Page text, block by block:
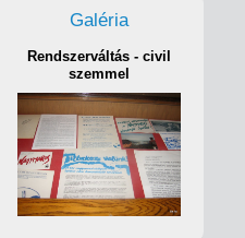
Galéria
Rendszerváltás - civil
szemmel